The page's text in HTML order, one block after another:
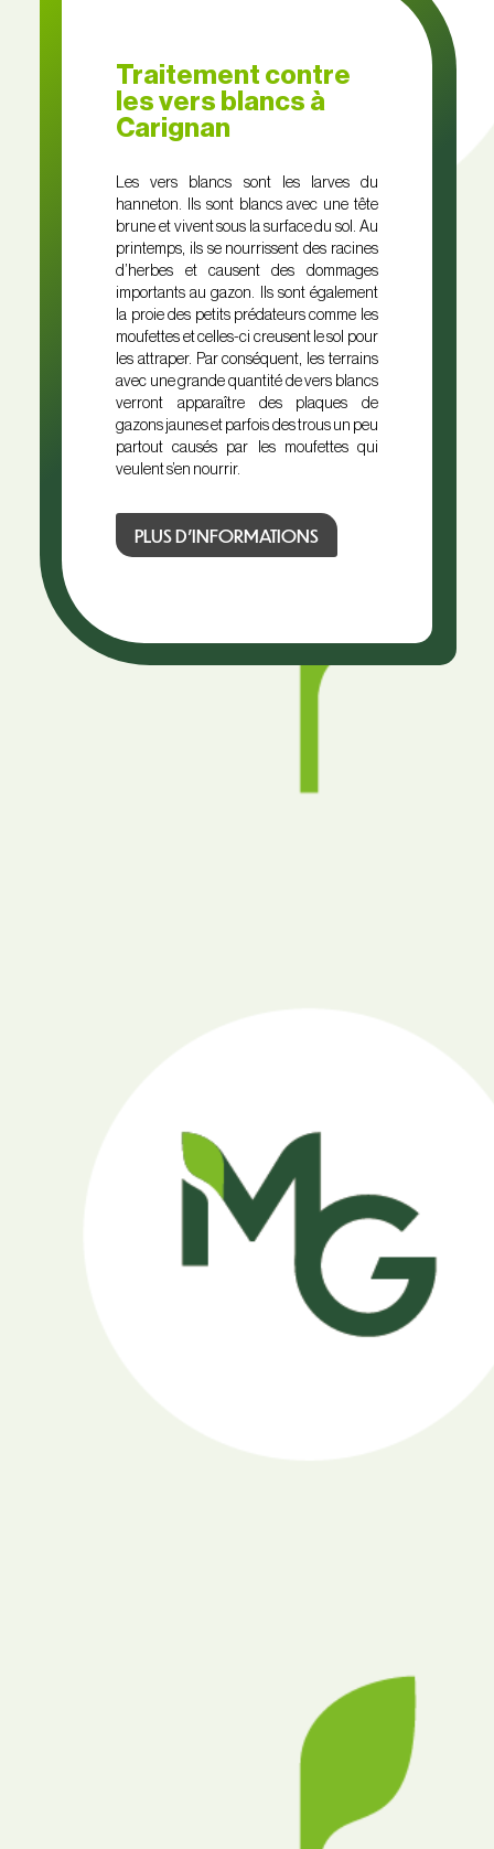
Traitement contre
les vers blancs à
Carignan
Les vers blancs sont les larves du
hanneton. Ils sont blancs avec une tête
brune et vivent sous la surface du sol. Au
printemps, ils se nourrissent des racines
d’herbes et causent des dommages
importants au gazon. Ils sont également
la proie des petits prédateurs comme les
moufettes et celles-ci creusent le sol pour
les attraper. Par conséquent, les terrains
avec une grande quantité de vers blancs
verront apparaître des plaques de
gazons jaunes et parfois des trous un peu
partout causés par les moufettes qui
veulent s’en nourrir.
PLUS D’INFORMATIONS